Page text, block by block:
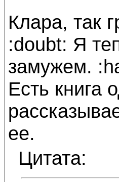
Клара, так
:doubt: Я
замужем.
Есть книга
ее.
Цитата: